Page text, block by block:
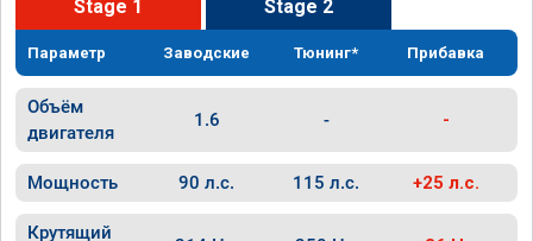
Stage 1 Stage 2
Параметр Заводские Тюнинг* Прибавка
Объём
двигателя
1.6 - -
Мощность 90 л.с. 115 л.с. +25 л.с.
Крутящий